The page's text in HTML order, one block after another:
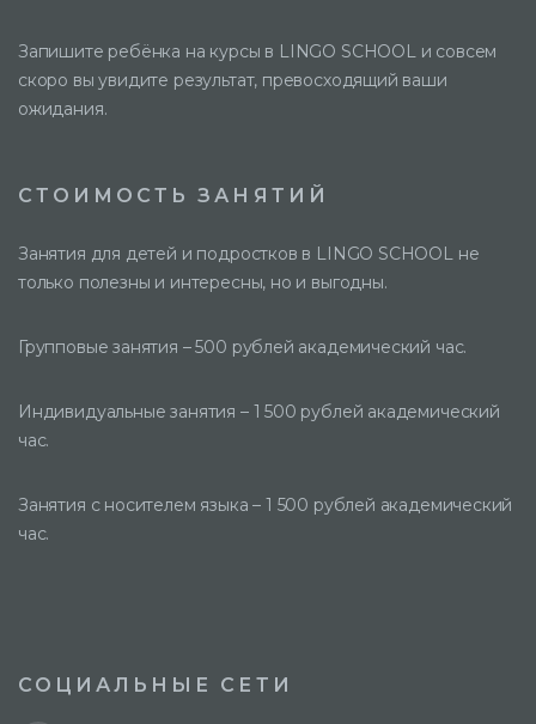
Запишите ребёнка на курсы в LINGO SCHOOL и совсем
скоро вы увидите результат, превосходящий ваши
ожидания.
СТОИМОСТЬ ЗАНЯТИЙ
Занятия для детей и подростков в LINGO SCHOOL не
только полезны и интересны, но и выгодны.
Групповые занятия – 500 рублей академический час.
Индивидуальные занятия – 1 500 рублей академический
час.
Занятия с носителем языка – 1 500 рублей академический
час.
СОЦИАЛЬНЫЕ СЕТИ